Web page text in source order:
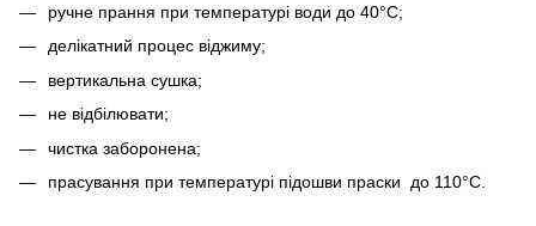
ручне прання при температурі води до 40°С;
делікатний процес віджиму;
вертикальна сушка;
не відбілювати;
чистка заборонена;
прасування при температурі підошви праски до 110°С.